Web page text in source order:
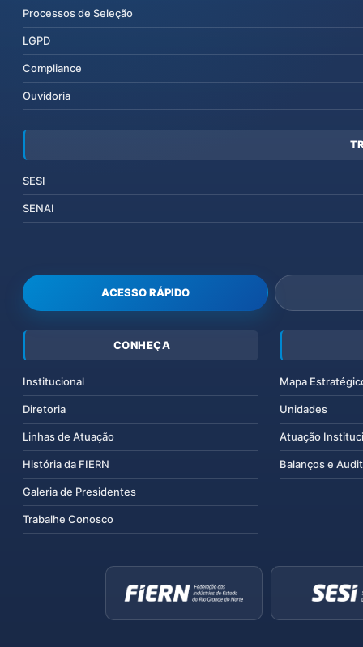
Processos de Seleção
LGPD
Compliance
Ouvidoria
SESI
SENAI
ACESSO RÁPIDO
CONHEÇA
Institucional
Diretoria
Linhas de Atuação
História da FIERN
Galeria de Presidentes
Trabalhe Conosco
Mapa
Unidades
Atuação
Balanços e